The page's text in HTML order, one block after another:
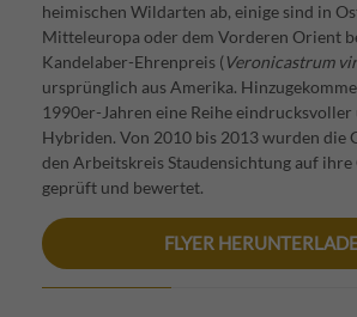
heimischen Wildarten ab, einige sind in
Mitteleuropa oder dem Vorderen Orient
Kandelaber-Ehrenpreis (Veronicastrum
ursprünglich aus Amerika.
1990er-Jahren eine Reihe
Hybriden. Von 2010 bis 2013 wurden die
den Arbeitskreis Staudensichtung auf
geprüft und bewertet.
FLYER